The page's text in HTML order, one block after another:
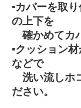
▪カバーを取
の上下を
確かめてカ
▪クッション材
などで
洗い流しホ
ださい。